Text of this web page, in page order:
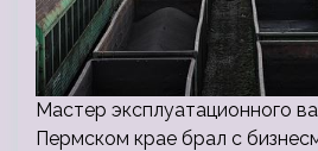
Мастер эксплуатационного
Пермском крае брал с